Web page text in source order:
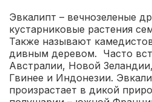
Эвкалипт – вечнозеленые
кустарниковые растения
Также называют
дивным деревом. Часто
Австралии, Новой
Гвинее и Индонезии.
произрастает в дикой